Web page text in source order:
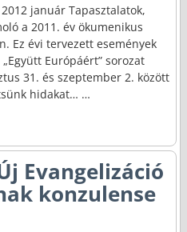
január Tapasztalatok,
a 2011. év ökumenikus
Ez évi tervezett események
Európáért” sorozat
31. és szeptember 2. között
hidakat… …
Evangelizáció
konzulense